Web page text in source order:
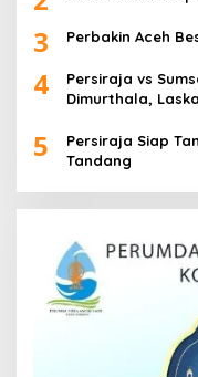
3 Perbakin Aceh
4
Persiraja vs
Dimurthala,
5
Persiraja Siap
Tandang